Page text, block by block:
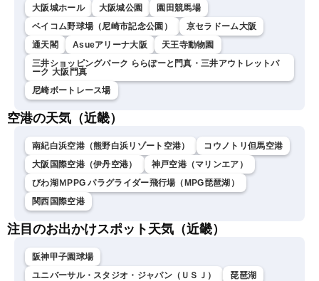
大阪城ホール 大阪城公園
園田競馬場
ベイコム野球場（尼崎市記念公園）
京セラドーム大阪
通天閣
Asueアリーナ大阪
天王寺動物園
三井ショッピングパーク ららぽーと門真・三井アウトレットパ
ーク 大阪門真
尼崎ボートレース場
空港の天気（近畿）
南紀白浜空港（熊野白浜リゾート空港）
コウノトリ但馬空港
大阪国際空港（伊丹空港）
神戸空港（マリンエア）
びわ湖ＭPPG パラグライダー飛行場（MPG琵琶湖）
関西国際空港
注目のお出かけスポット天気（近畿）
阪神甲子園球場
ユニバーサル・スタジオ・ジャパン（ＵＳＪ）
琵琶湖